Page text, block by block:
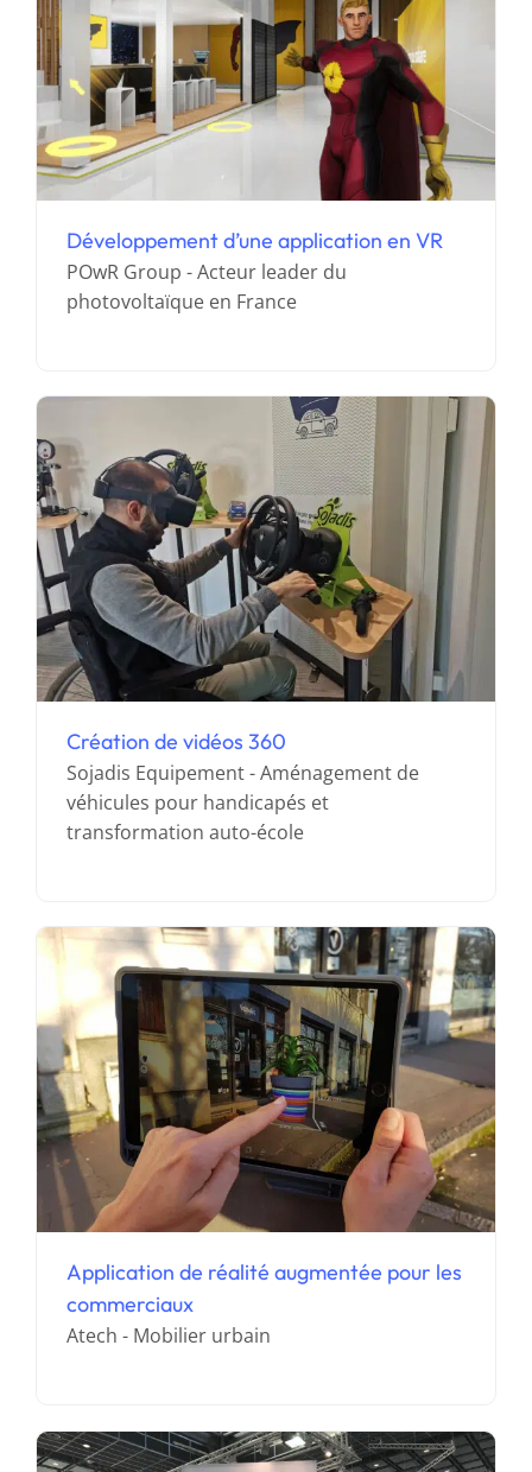
Développement d’une application en VR
POwR Group - Acteur leader du
photovoltaïque en France
Création de vidéos 360
Création de vidéos 360
Sojadis Equipement - Aménagement de
véhicules pour handicapés et
transformation auto-école
Application de réalité augmentée pour
les commerciaux
Application de réalité augmentée pour les
commerciaux
Atech - Mobilier urbain
Création hologrammes 3d pour attirer